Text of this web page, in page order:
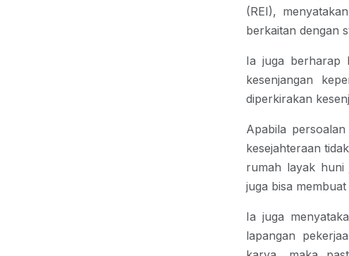
(REI),
berkaitan dengan
Ia juga berharap
kesenjangan
diperkirakan
Apabila persoalan
kesejahteraan
rumah layak huni
juga bisa
Ia juga
lapangan